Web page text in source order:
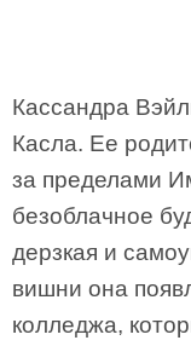
Кассандра
Касла. Ее
за пределами
безоблачное
дерзкая и
вишни она
колледжа,